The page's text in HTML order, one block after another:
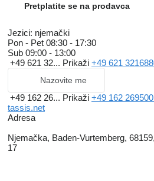
Pretplatite se na prodavca
Jezici: njemački
Pon - Pet 08:30 - 17:30
Sub 09:00 - 13:00
+49 621 32... Prikaži +49 621
Nazovite me
+49 162 26... Prikaži +49 162
tassis.net
Adresa
Njemačka, Baden-Vurtemberg,
17